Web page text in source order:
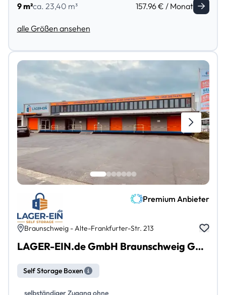
9 m²ca. 23,40 m³ 157.96 € / Monat
alle Größen ansehen
Premium Anbieter
Braunschweig - Alte-Frankfurter-Str. 213
LAGER-EIN.de GmbH Braunschweig Gartenstadt
Self Storage Boxen
selbständiger Zugang ohne